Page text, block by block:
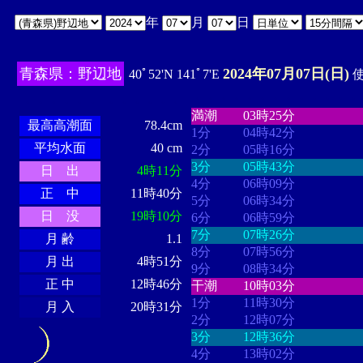
年 月 日
青森県：野辺地 40ﾟ52'N 141ﾟ7'E 2024年07月07日(日)
最高高潮面
78.4cm
平均水面
40 cm
日 出
4時11分
正 中
11時40分
日 没
19時10分
月 齢
1.1
月 出
4時51分
正 中
12時46分
月 入
20時31分
満潮
03時25分
1分
04時42分
2分
05時16分
3分
05時43分
4分
06時09分
5分
06時34分
6分
06時59分
7分
07時26分
8分
07時56分
9分
08時34分
干潮
10時03分
1分
11時30分
2分
12時07分
3分
12時36分
4分
13時02分